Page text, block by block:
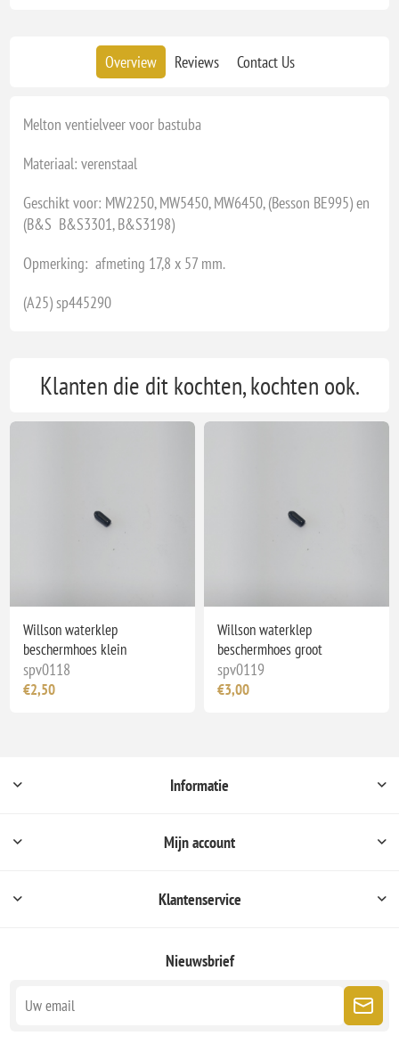
Overview Reviews Contact Us
Melton ventielveer voor bastuba
Materiaal: verenstaal
Geschikt voor: MW2250, MW5450, MW6450, (Besson BE995) en
(B&S B&S3301, B&S3198)
Opmerking: afmeting 17,8 x 57 mm.
(A25) sp445290
Klanten die dit kochten, kochten ook.
Willson waterklep
beschermhoes klein
spv0118
€2,50
Willson waterklep
beschermhoes groot
spv0119
€3,00
Informatie
Mijn account
Klantenservice
Nieuwsbrief